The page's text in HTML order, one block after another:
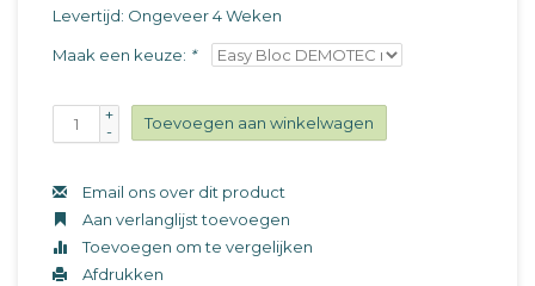
Levertijd: Ongeveer 4 Weken
Maak een keuze: *
+
-
Toevoegen aan winkelwagen
Email ons over dit product
Aan verlanglijst toevoegen
Toevoegen om te vergelijken
Afdrukken